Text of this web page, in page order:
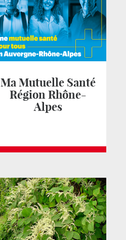
Ma Mutuelle Santé
Région Rhône-
Alpes